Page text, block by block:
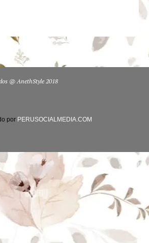
@ AnethStyle 2018
por PERUSOCIALMEDIA.COM